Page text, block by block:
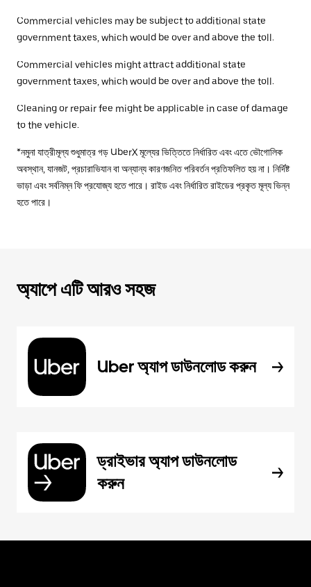
Commercial vehicles may be subject to additional state
government taxes, which would be over and above the toll.
Commercial vehicles might attract additional state
government taxes, which would be over and above the toll.
Cleaning or repair fee might be applicable in case of damage
to the vehicle.
*নমুনা যাত্রীমূল্য শুধুমাত্র গড় UberX মূল্যের ভিত্তিতে নির্ধারিত এবং এতে ভৌগোলিক
অবস্থান, যানজট, প্রচারাভিযান বা অন্যান্য কারণজনিত পরিবর্তন প্রতিফলিত হয় না। নির্দিষ্ট
ভাড়া এবং সর্বনিম্ন ফি প্রযোজ্য হতে পারে। রাইড এবং নির্ধারিত রাইডের প্রকৃত মূল্য ভিন্ন
হতে পারে।
অ্যাপে এটি আরও সহজ
Uber অ্যাপ ডাউনলোড করুন
ড্রাইভার অ্যাপ ডাউনলোড
করুন